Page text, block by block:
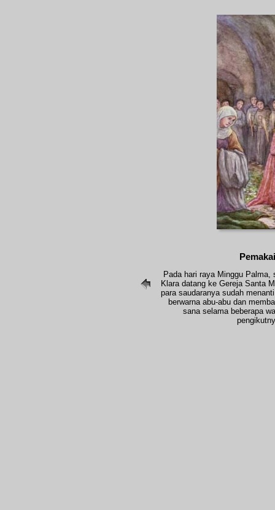
Pada hari raya Minggu Palma,
Klara datang ke Gereja Santa
para saudaranya sudah
berwarna abu-abu dan
sana selama beberapa